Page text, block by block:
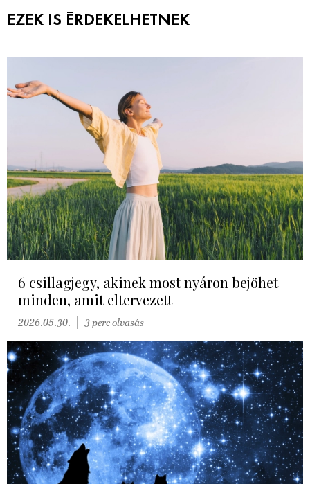
EZEK IS ÉRDEKELHETNEK
6 csillagjegy, akinek most nyáron bejöhet
minden, amit eltervezett
2026.05.30. 3 perc olvasás